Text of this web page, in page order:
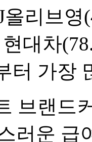
올리브
대차
터 가장
브랜드
러운 급